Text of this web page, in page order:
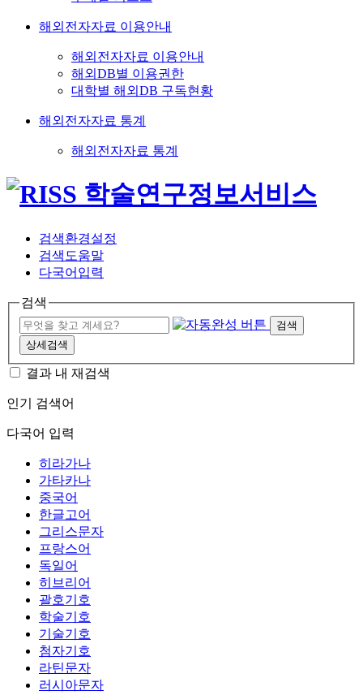
해외전자자료 이용안내
해외전자자료 이용안내
해외DB별 이용권한
대학별 해외DB 구독현황
해외전자자료 통계
해외전자자료 통계
검색환경설정
검색도움말
다국어입력
검색
검색
상세검색
결과 내 재검색
인기 검색어
다국어 입력
히라가나
가타카나
중국어
한글고어
그리스문자
프랑스어
독일어
히브리어
괄호기호
학술기호
기술기호
첨자기호
라틴문자
러시아문자